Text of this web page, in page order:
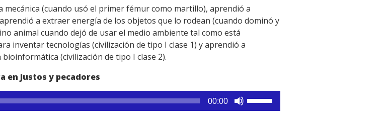
(cuando usó el primer fémur como martillo), aprendió a
a extraer energía de los objetos que lo rodean (cuando dominó y
animal cuando dejó de usar el medio ambiente tal como está
inventar tecnologías (civilización de tipo I clase 1) y aprendió a
(civilización de tipo I clase 2).
en Justos y pecadores
00:00